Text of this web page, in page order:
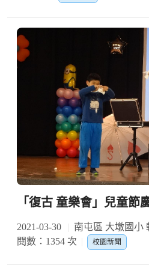
「復古 童樂會」兒童節
2021-03-30 南屯區 大墩國小
閱數：1354 次
校園新聞